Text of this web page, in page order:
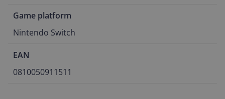
Game platform
Nintendo Switch
EAN
0810050911511